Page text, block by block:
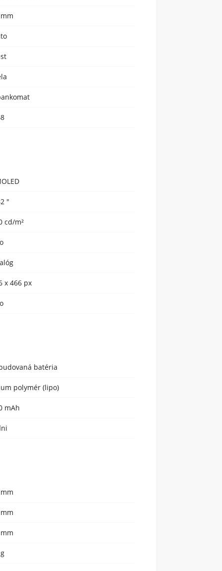
"
cd/m²
x 466 px
batéria
polymér (lipo)
mAh